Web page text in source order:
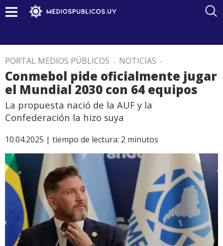
PORTAL MEDIOS PÚBLICOS . NOTICIAS .
Conmebol pide oficialmente jugar
el Mundial 2030 con 64 equipos
La propuesta nació de la AUF y la
Confederación la hizo suya
10.04.2025 | tiempo de lectura: 2 minutos